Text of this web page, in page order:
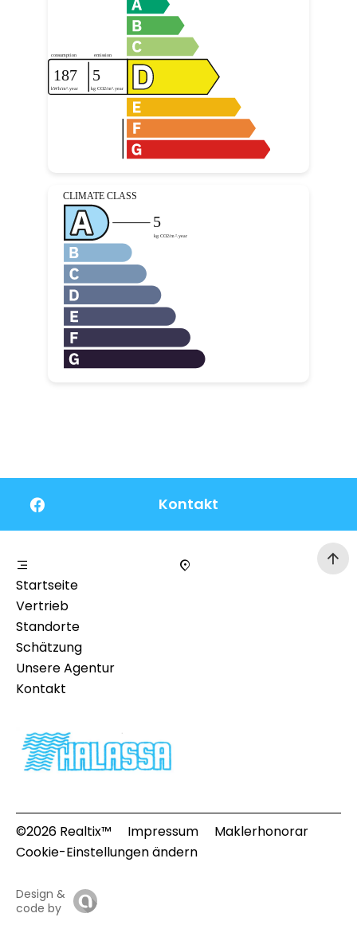
Kontakt
Startseite
Vertrieb
Standorte
Schätzung
Unsere Agentur
Kontakt
©2026 Realtix™ Impressum
Maklerhonorar
Cookie-Einstellungen ändern
Design &
code by